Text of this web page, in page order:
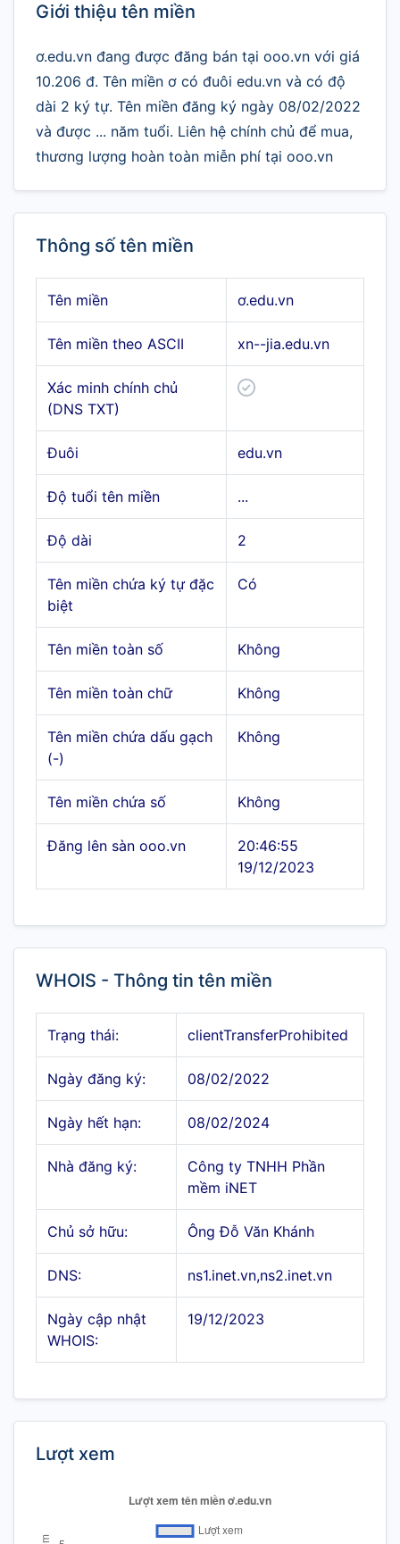
Giới thiệu tên miền
ơ.edu.vn đang được đăng bán tại ooo.vn với giá
10.206 đ. Tên miền ơ có đuôi edu.vn và có độ
dài 2 ký tự. Tên miền đăng ký ngày 08/02/2022
và được ... năm tuổi. Liên hệ chính chủ để mua,
thương lượng hoàn toàn miễn phí tại ooo.vn
Thông số tên miền
Tên miền ơ.edu.vn
Tên miền theo ASCII xn--jia.edu.vn
Xác minh chính chủ
(DNS TXT)
Đuôi edu.vn
Độ tuổi tên miền ...
Độ dài 2
Tên miền chứa ký tự đặc
biệt
Có
Tên miền toàn số Không
Tên miền toàn chữ Không
Tên miền chứa dấu gạch
(-)
Không
Tên miền chứa số Không
Đăng lên sàn ooo.vn
20:46:55
19/12/2023
WHOIS - Thông tin tên miền
Trạng thái: clientTransferProhibited
Ngày đăng ký: 08/02/2022
Ngày hết hạn: 08/02/2024
Nhà đăng ký:
Công ty TNHH Phần
mềm iNET
Chủ sở hữu: Ông Đỗ Văn Khánh
DNS: ns1.inet.vn,ns2.inet.vn
Ngày cập nhật
WHOIS:
19/12/2023
Lượt xem